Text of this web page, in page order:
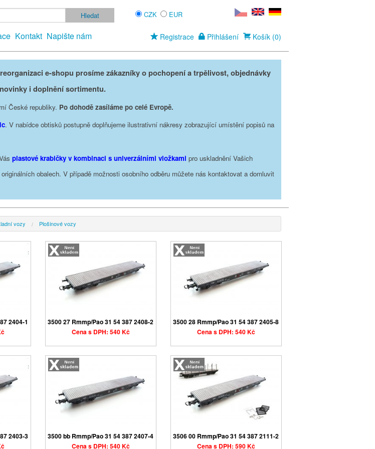
Kontakt Napište nám
CZK EUR
Registrace Přihlášení Košík (0)
e-shopu prosíme zákazníky o pochopení a trpělivost, objednávky
i doplnění sortimentu.
České republiky. Po dohodě zasíláme po celé Evropě.
. V nabídce obtisků postupně doplňujeme ilustrativní nákresy zobrazující umístění popisů na
plastové krabičky v kombinaci s univerzálními vložkami pro uskladnění Vašich
obalech. V případě možnosti osobního odběru můžete nás kontaktovat a domluvit
vozy Plošinové vozy
2404-1
3500 27 Rmmp/Pao 31 54 387 2408-2
Cena s DPH: 540 Kč
3500 28 Rmmp/Pao 31 54 387 2405-8
Cena s DPH: 540 Kč
2403-3
3500 bb Rmmp/Pao 31 54 387 2407-4
Cena s DPH: 540 Kč
3506 00 Rmmp/Pao 31 54 387 2111-2
Cena s DPH: 590 Kč